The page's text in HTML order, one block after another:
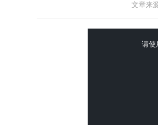
文章来
请使